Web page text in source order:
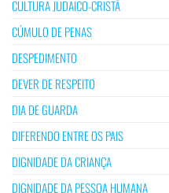
CULTURA JUDAICO-CRISTÃ
CÚMULO DE PENAS
DESPEDIMENTO
DEVER DE RESPEITO
DIA DE GUARDA
DIFERENDO ENTRE OS PAIS
DIGNIDADE DA CRIANÇA
DIGNIDADE DA PESSOA HUMANA